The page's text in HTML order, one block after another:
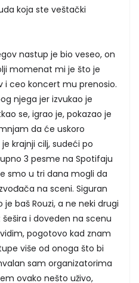
koja ste veštački
nastup je bio veseo, on
momenat mi je što je
i ceo koncert mu prenosio.
njega jer izvukao je
se, igrao je, pokazao je
da će uskoro
krajnji cilj, sudeći po
3 pesme na Spotifaju
smo u tri dana mogli da
na sceni. Siguran
baš Rouzi, a ne neki drugi
i doveden na scenu
pogotovo kad znam
više od onoga što bi
sam organizatorima
ovako nešto uživo,